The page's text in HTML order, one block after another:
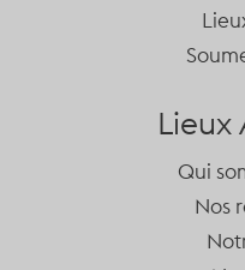
Lieux
Qui
Nos